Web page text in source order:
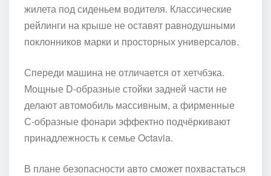
жилета под сиденьем водителя. Классические
рейлинги на крыше не оставят равнодушными
поклонников марки и просторных универсалов.
Спереди машина не отличается от хетчбэка.
Мощные D-образные стойки задней части не
делают автомобиль массивным, а фирменные
С-образные фонари эффектно подчёркивают
принадлежность к семье Octavia.
В плане безопасности авто сможет похвастаться